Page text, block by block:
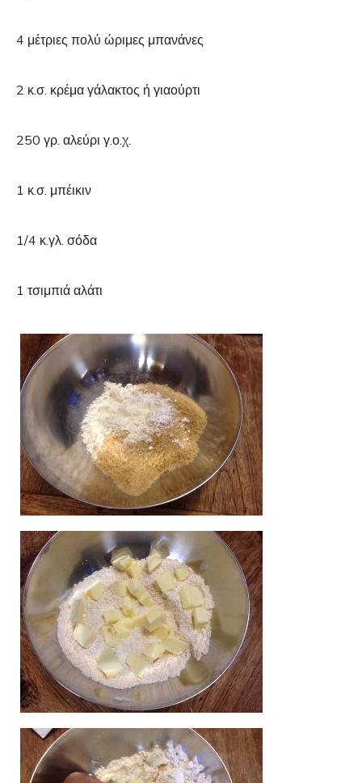
4 μέτριες πολύ ώριμες μπανάνες
2 κ.σ. κρέμα γάλακτος ή γιαούρτι
250 γρ. αλεύρι γ.ο.χ.
1 κ.σ. μπέικιν
1/4 κ.γλ. σόδα
1 τσιμπιά αλάτι